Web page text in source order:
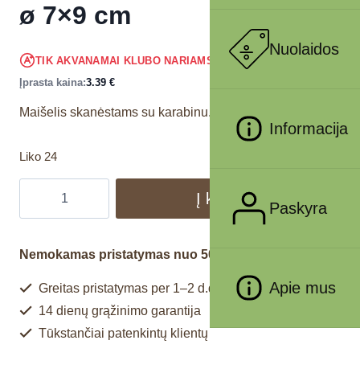
Nuolaidos
Informacija
Paskyra
Apie mus
ø 7×9 cm
TIK AKVANAMAI KLUBO NARIAMS 3.22€
Įprasta kaina:3.39 €
Maišelis skanėstams su karabinu.
Liko 24
Į krepšelį
Nemokamas pristatymas nuo 50€
Greitas pristatymas per 1–2 d.d.
14 dienų grąžinimo garantija
Tūkstančiai patenkintų klientų